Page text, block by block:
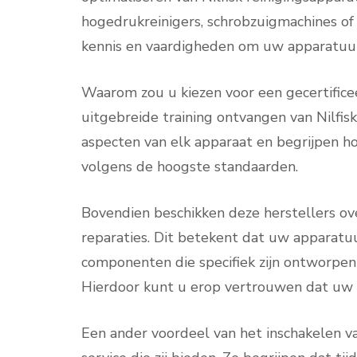
hogedrukreinigers, schrobzuigmachines
kennis en vaardigheden om uw
Waarom zou u kiezen voor een
uitgebreide training ontvangen van
aspecten van elk apparaat en begrijpen
volgens de hoogste standaarden.
Bovendien beschikken deze herstellers
reparaties. Dit betekent dat uw
componenten die specifiek zijn
Hierdoor kunt u erop vertrouwen dat
Een ander voordeel van het inschakelen